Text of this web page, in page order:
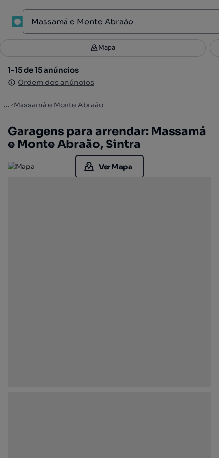
Filtros 3
1-15 de 15 anúncios
Ordem dos anúncios
Mapa
1-15 de 15 anúncios
Ordem dos anúncios
... Massamá e Monte Abraão
Garagens para arrendar: Massamá
e Monte Abraão, Sintra
Ver Mapa